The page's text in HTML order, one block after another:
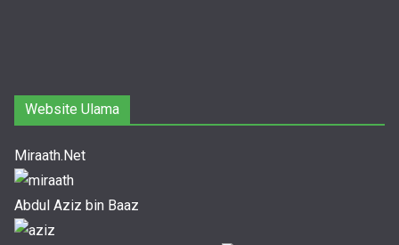
Website Ulama
Miraath.Net
Abdul Aziz bin Baaz